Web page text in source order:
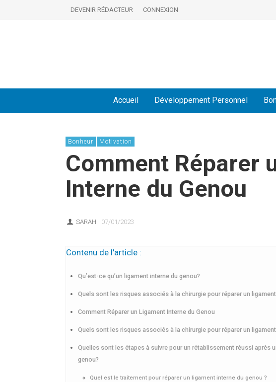
DEVENIR RÉDACTEUR CONNEXION
Accueil Développement Personnel
Bonheur Motivation
Comment Réparer
Interne du Genou
SARAH 07/01/2023
Contenu de l'article :
Qu’est-ce qu’un ligament interne du genou?
Quels sont les risques associés à la chirurgie pour réparer un
Comment Réparer un Ligament Interne du Genou
Quels sont les risques associés à la chirurgie pour réparer un
Quelles sont les étapes à suivre pour un rétablissement réussi après
genou?
Quel est le traitement pour réparer un ligament interne du genou ?